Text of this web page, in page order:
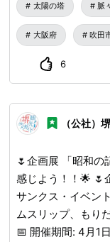
リオン 1970年の大阪
族学博物館（みん
研究機関です。 世
展示公開しています。 大阪日本民芸館 日本万国
展された日本民藝
器や染織品など、工芸
国博覧会期間中、
は各種会合や宴会
太陽の塔 脈
大阪府 吹田
6
（公社）堺
🌷企画展 「昭和の記憶」🌷 ✨昭和100年
感じよう！！🌟 🌷
サンクス・イベン
ムスリップ、もり
📅 開催期間: 4月1